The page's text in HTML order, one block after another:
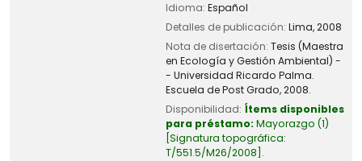
Idioma: Español
Detalles de publicación: Lima,2008
Nota de disertación: Tesis (Maestra
en Ecología y Gestión Ambiental) -
- Universidad Ricardo Palma.
Escuela de Post Grado, 2008.
Disponibilidad: Ítems disponibles
para préstamo: Mayorazgo (1)
Signatura topográfica:
T/551.5/M26/2008 .